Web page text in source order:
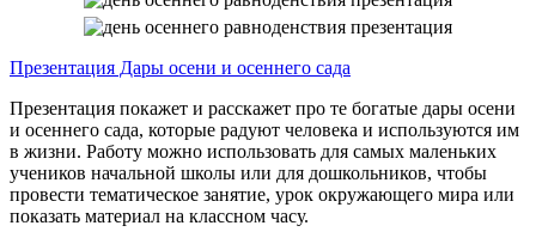
Презентация Дары осени и осеннего сада
Презентация покажет и расскажет про те богатые дары осени
и осеннего сада, которые радуют человека и используются им
в жизни. Работу можно использовать для самых маленьких
учеников начальной школы или для дошкольников, чтобы
провести тематическое занятие, урок окружающего мира или
показать материал на классном часу.